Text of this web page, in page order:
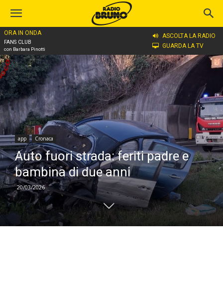
ORA IN ONDA
FANS CLUB
con Barbara Pinotti
ASCOLTA LA RADIO
GUARDA LA TV
Home
app Cronaca
Auto fuori strada: feriti padre e
bambina di due anni
20/03/2026